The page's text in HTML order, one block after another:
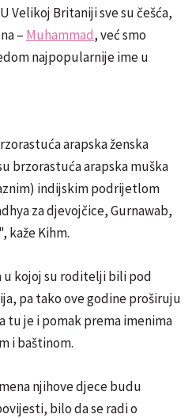
Velikoj Britaniji sve su češća,
– Muhammad, već smo
najpopularnije ime u
arapska ženska
brzorastuća arapska muška
indijskim podrijetlom
za djevojčice, Gurnawab,
kaže Kihm.
u kojoj su roditelji bili pod
pa tako ove godine proširuju
tu je i pomak prema imenima
i baštinom.
njihove djece budu
bilo da se radi o